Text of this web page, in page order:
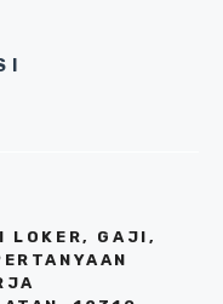
LOKER, GAJI,